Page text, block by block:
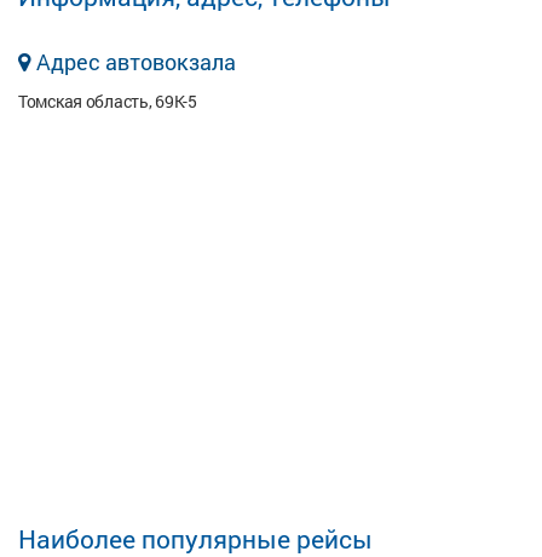
Адрес автовокзала
Томская область, 69К-5
Наиболее популярные рейсы